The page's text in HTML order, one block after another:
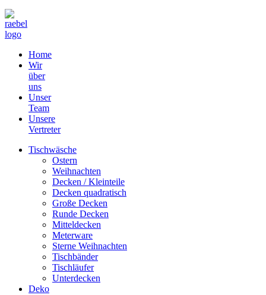
Home
Wir
über
uns
Unser
Team
Unsere
Vertreter
Tischwäsche
Ostern
Weihnachten
Decken / Kleinteile
Decken quadratisch
Große Decken
Runde Decken
Mitteldecken
Meterware
Sterne Weihnachten
Tischbänder
Tischläufer
Unterdecken
Deko